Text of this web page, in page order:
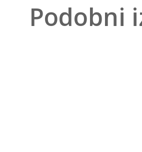
Podobni